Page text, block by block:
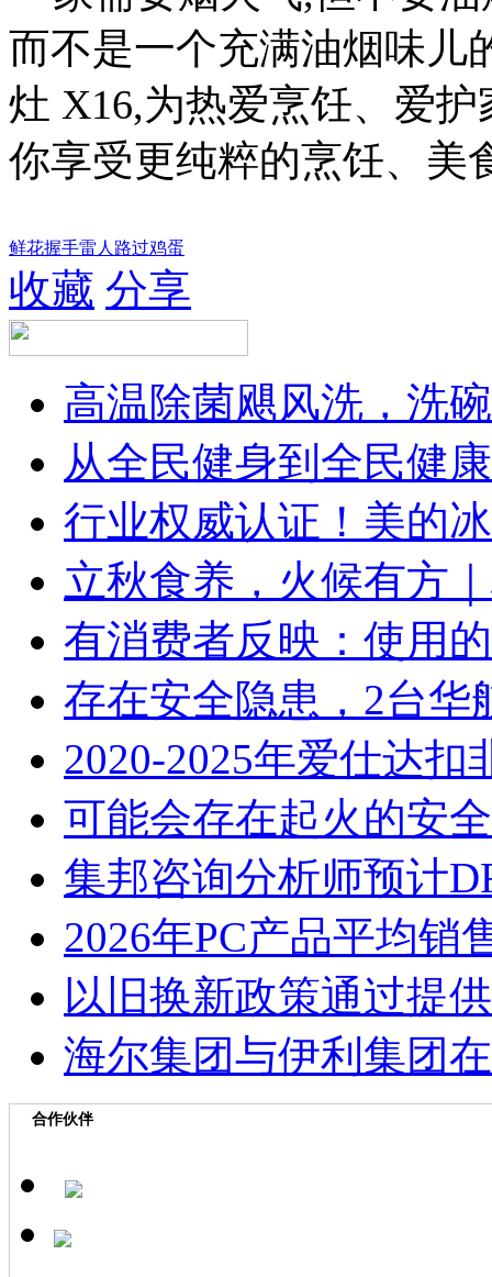
而不是一个充满油烟味儿
灶 X16,为热爱烹饪、爱
你享受更纯粹的烹饪、美
鲜花握手雷人 路过鸡蛋
收藏 分享
高温除菌飓风洗，洗
从全民健身到全民健
行业权威认证！美的
立秋食养，火候有方
有消费者反映：使用
存在安全隐患，2台华
2020-2025年爱仕达
可能会存在起火的安
集邦咨询分析师预计
2026年PC产品平均销
以旧换新政策通过提
海尔集团与伊利集团
合作伙伴